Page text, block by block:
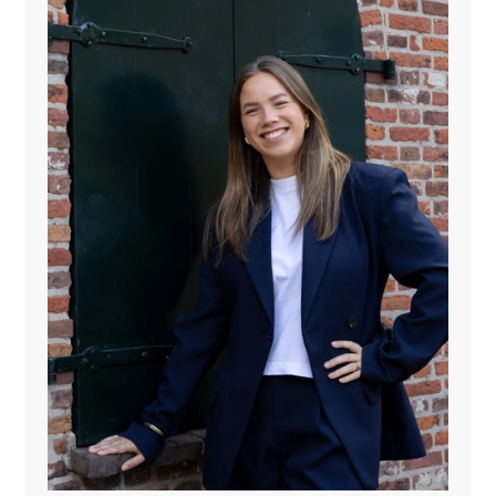
Eerste verdieping:
Via een royale vide (afgesloten met glas) bereikt u de
bovenverdieping. Hier vindt u 2 goed bemeten
slaapkamers, waarvan 1 met een dakkapel en
bergruimte achter de knieschotten en 1 met een vaste
kastenwand, deze heeft tevens toegang tot de vliering.
Op deze verdieping is ook de tweede badkamer met
ligbad, toilet, wastafel en aansluitingen voor
wasmachine en droger. Vanuit de vide stapt u zo het
ruime zonnige dakterras op, een heerlijke plek om te
ontspannen.
Buitenruimte:
De achtertuin ligt op het zuidwesten, is volledig
omsloten en biedt volop privacy. Geniet hier van rust,
zon en groen. Daarnaast parkeert u uw auto